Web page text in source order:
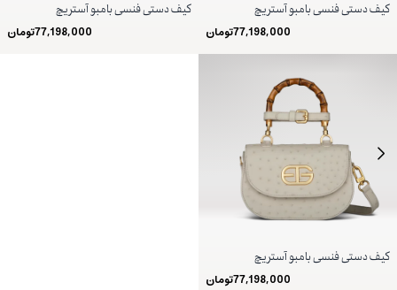
کیف دستی فنسی بامبو آستریچ
77,198,000تومان
کیف دستی فنسی بامبو آستریچ
77,198,000تومان
کیف دستی فنسی بامبو آستریچ
77,198,000تومان